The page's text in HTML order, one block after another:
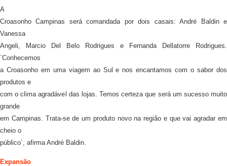
A
Croasonho Campinas será comandada por dois casais: André Baldin e
Vanessa
Angeli, Marcio Del Belo Rodrigues e Fernanda Dellatorre Rodrigues.
`Conhecemos
a Croasonho em uma viagem ao Sul e nos encantamos com o sabor dos
produtos e
com o clima agradável das lojas. Temos certeza que será um sucesso muito
grande
em Campinas. Trata-se de um produto novo na região e que vai agradar em
cheio o
público`, afirma André Baldin.
Expansão